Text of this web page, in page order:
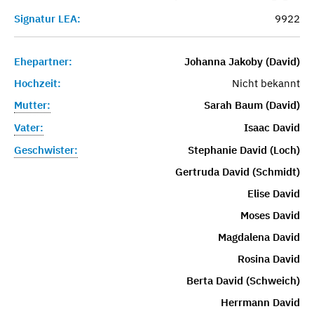
Signatur LEA:
9922
Ehepartner:
Johanna Jakoby (David)
Hochzeit:
Nicht bekannt
Mutter:
Sarah Baum (David)
Vater:
Isaac David
Geschwister:
Stephanie David (Loch)
Gertruda David (Schmidt)
Elise David
Moses David
Magdalena David
Rosina David
Berta David (Schweich)
Herrmann David